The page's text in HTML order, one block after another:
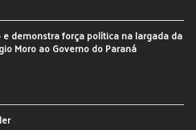
e demonstra força política na largada da
Moro ao Governo do Paraná